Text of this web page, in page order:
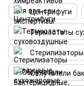
Центрифуги
Термостаты
Облучатели